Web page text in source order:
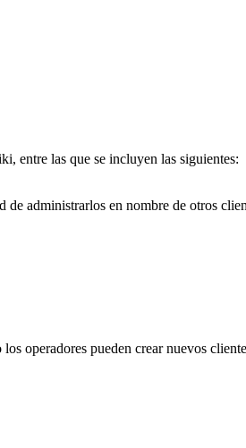
entre las que se incluyen las siguientes:
administrarlos en nombre de otros
los operadores pueden crear nuevos